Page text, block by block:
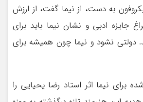
به دست، از نیما گفت، از ارزش
جایزه ادبی و نشان نیما باید برای
دولتی نشود و نیما چون همیشه برای
برای نیما اثر استاد رضا یحیایی را